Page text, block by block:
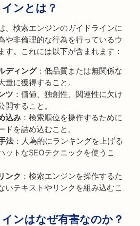
ンとは？
、検索エンジンのガイドラインに
や非倫理的な行為を行っているウ
す。これには以下が含まれます：
ディング：低品質または無関係な
量に獲得すること。
ツ ：価値、独創性、関連性に欠け
開すること。
込み ：検索順位を操作するために
ドを詰め込むこと。
法：人為的にランキングを上げる
ットなSEOテクニックを使うこ
ンク ：検索エンジンを操作するた
いテキストやリンクを組み込むこ
ンはなぜ有害なのか？